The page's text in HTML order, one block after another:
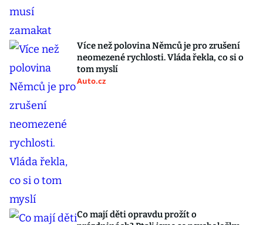
Více než polovina Němců je pro zrušení
neomezené rychlosti. Vláda řekla, co si o
tom myslí
Auto.cz
Co mají děti opravdu prožít o